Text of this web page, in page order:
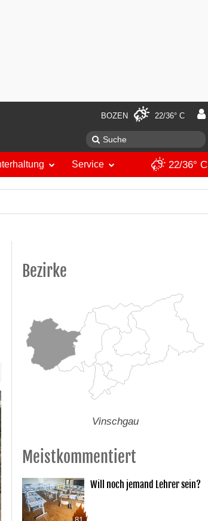
BOZEN 22/36° C
Service 22/36° C
Bezirke
Vinschgau
Meistkommentiert
Will noch jemand Lehrer sein?